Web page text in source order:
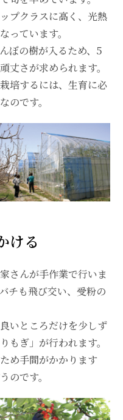
プクラスに高く、光熱
っています。
ぼの樹が入るため、5
丈さが求められます。
培するには、生育に必
のです。
ける
さんが手作業で行いま
チも飛び交い、受粉の
いところだけを少しず
もぎ」が行われます。
め手間がかかります
のです。